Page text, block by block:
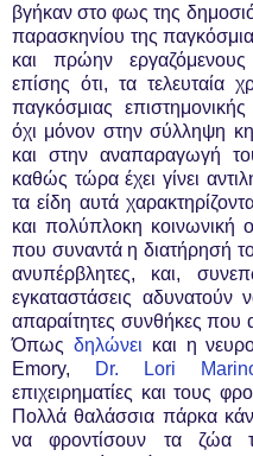
βγήκαν στο φως της
παρασκηνίου της
και πρώην
επίσης ότι, τα τελευταία
παγκόσμιας επιστημονικής
όχι μόνον στην σύλληψη
και στην αναπαραγωγή
καθώς τώρα έχει γίνει
τα είδη αυτά
και πολύπλοκη κοινωνική
που συναντά η διατήρησή
ανυπέρβλητες, και,
εγκαταστάσεις αδυνατούν
απαραίτητες συνθήκες που
Όπως δηλώνει και η
Emory,
Dr. Lori
επιχειρηματίες και τους
Πολλά θαλάσσια πάρκα
να φροντίσουν τα ζώα